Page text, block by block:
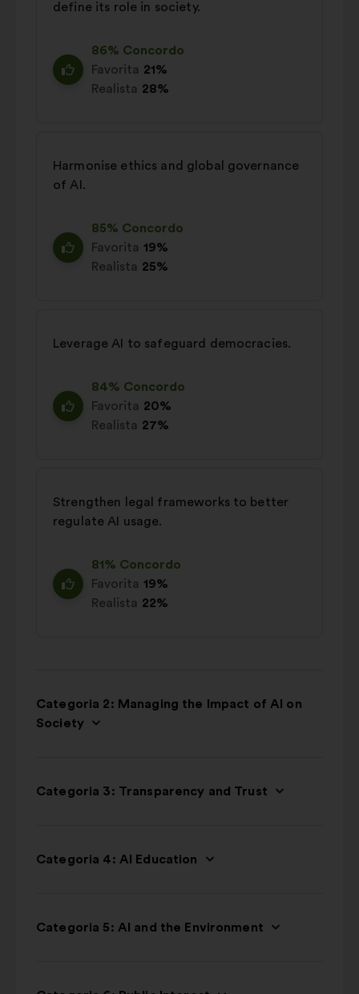
define its role in society.
86% Concordo
Favorita 21%
Realista 28%
Harmonise ethics and global governance
of AI.
85% Concordo
Favorita 19%
Realista 25%
Leverage AI to safeguard democracies.
84% Concordo
Favorita 20%
Realista 27%
Strengthen legal frameworks to better
regulate AI usage.
81% Concordo
Favorita 19%
Realista 22%
Categoria 2: Managing the Impact of AI on
Society
Categoria 3: Transparency and Trust
Categoria 4: AI Education
Categoria 5: AI and the Environment